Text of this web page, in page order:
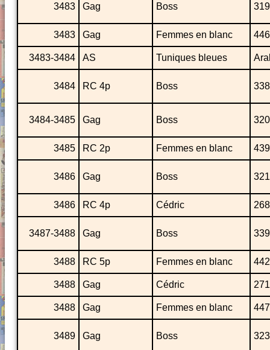
3483 Gag Boss 319
3483 Gag Femmes en blanc 446
3483-3484 AS Tuniques bleues
3484 RC 4p Boss 338
3484-3485 Gag Boss
3485 RC 2p Femmes en blanc 439
3486 Gag Boss 321
3486 RC 4p Cédric 268
3487-3488 Gag Boss
3488 RC 5p Femmes en blanc 442
3488 Gag Cédric 271
3488 Gag Femmes en blanc 447
3489 Gag Boss 323